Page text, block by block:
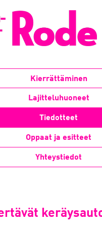
Kierrättäminen
Lajitteluhuoneet
Tiedotteet
Oppaat ja esitteet
Yhteystiedot